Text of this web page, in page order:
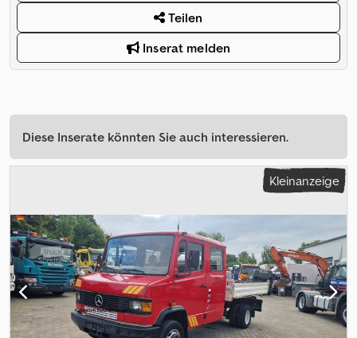
Teilen
Inserat melden
Diese Inserate könnten Sie auch interessieren.
Kleinanzeige